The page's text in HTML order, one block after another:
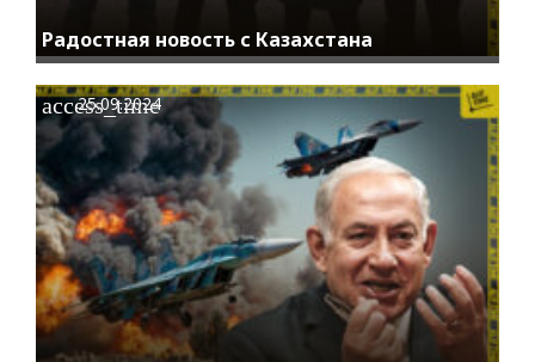
Радостная новость с Казахстана
access_time
25.09.2024